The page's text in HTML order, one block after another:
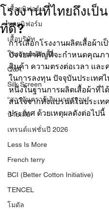
เสื้อยูนิฟอร์ม
ชุดยูนิฟอร์ม
เสื้อบริษัท
โรงงานผลิตเสื้อ
Q&A
Silk Screen
“สารอันตรายเกินมาตรฐาน”
ป้ายเสื้อ
เทรนด์แฟชั่นปี 2026
Less Is More
French terry
BCI (Better Cotton Initiative)
TENCEL
โมดัล
โรงงานที่ไทยถึงเป็
ที่ดี?
การเลือกโรงงานผลิตเสื้อผ้าเ
ปัจจัยสำคัญที่จะกำหนดคุณภ
สินค้า ความตรงต่อเวลา แล
ในการลงทุน ปัจจุบันประเทศ
หนึ่งในฐานการผลิตเสื้อผ้าที่ไ
สนใจจากทั้งแบรนด์ในประเท
ประเทศ ด้วยเหตุผลดังต่อไปนี้